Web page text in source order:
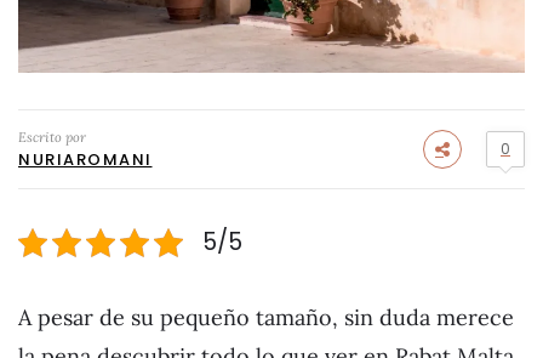
Escrito por
NURIAROMANI 0
5/5
A pesar de su pequeño tamaño, sin duda merece